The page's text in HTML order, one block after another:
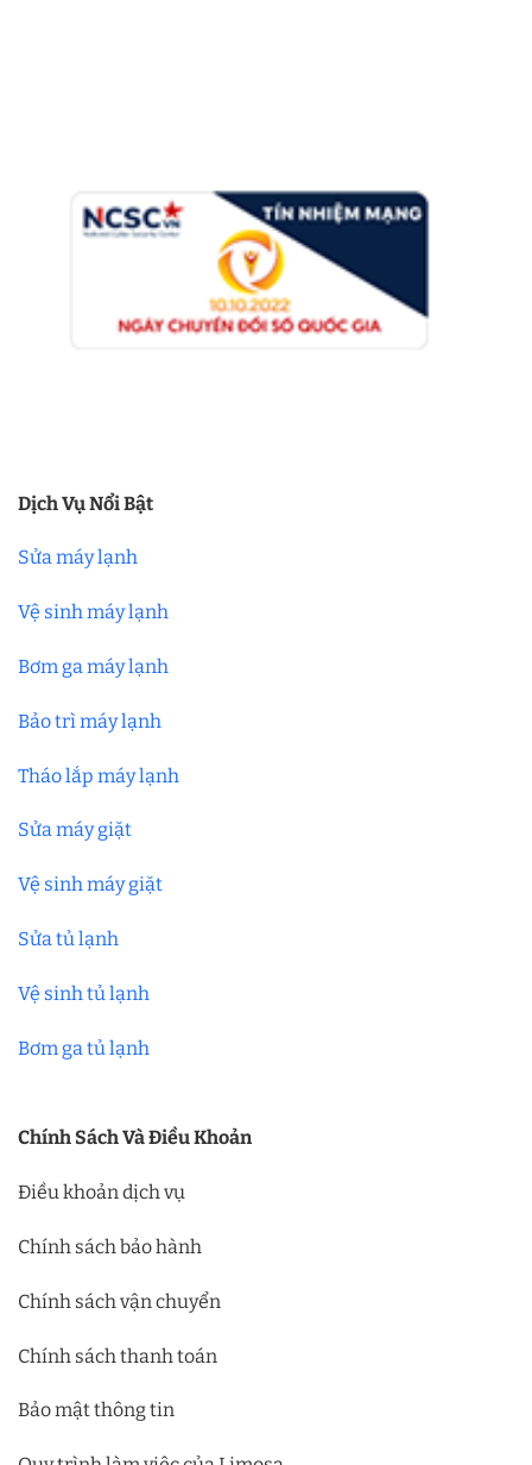
Dịch Vụ Nổi Bật
Sửa máy lạnh
Vệ sinh máy lạnh
Bơm ga máy lạnh
Bảo trì máy lạnh
Tháo lắp máy lạnh
Sửa máy giặt
Vệ sinh máy giặt
Sửa tủ lạnh
Vệ sinh tủ lạnh
Bơm ga tủ lạnh
Chính Sách Và Điều Khoản
Điều khoản dịch vụ
Chính sách bảo hành
Chính sách vận chuyển
Chính sách thanh toán
Bảo mật thông tin